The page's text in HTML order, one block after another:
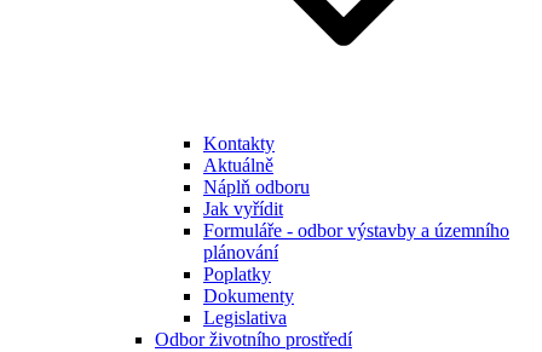
Kontakty
Aktuálně
Náplň odboru
Jak vyřídit
Formuláře - odbor výstavby a územního
plánování
Poplatky
Dokumenty
Legislativa
Odbor životního prostředí